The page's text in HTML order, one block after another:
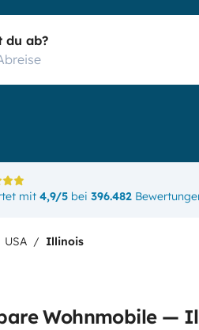
du ab?
mit 4,9/5 bei 396.482
USA Illinois
Wohnmobile —